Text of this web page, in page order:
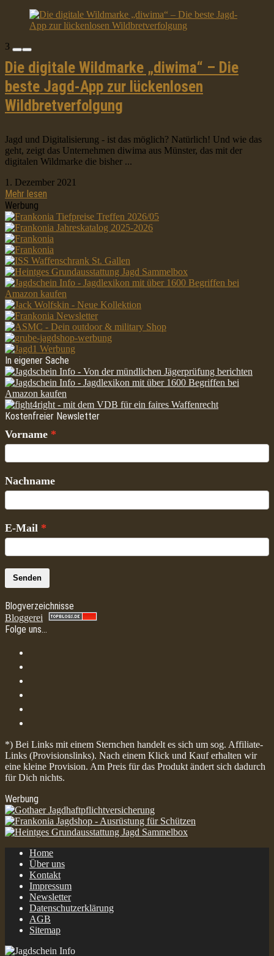
3
Die digitale Wildmarke „diwima“ – Die
beste Jagd-App zur lückenlosen
Wildbretverfolgung
Jagd und Digitalisierung - ist das möglich? Natürlich! Und wie das
geht, zeigt das Unternehmen diwima aus Münster, das mit der
digitalen Wildmarke die bisher ...
1. Dezember 2021
Mehr lesen
Werbung
In eigener Sache
Kostenfreier Newsletter
Vorname
Nachname
E-Mail
Senden
Blogverzeichnisse
Bloggerei
Folge uns…
*) Bei Links mit einem Sternchen handelt es sich um sog. Affiliate-
Links (Provisionslinks). Nach einem Klick und Kauf erhalten wir
eine kleine Provision. Am Preis für das Produkt ändert sich dadurch
für Dich nichts.
Werbung
Home
Über uns
Kontakt
Impressum
Newsletter
Datenschutzerklärung
AGB
Sitemap